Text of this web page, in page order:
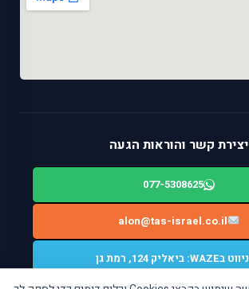
יצירת קשר והוראות הגעה
077-5308625
alon@tas-israel.co.il
ניווט בWAZE: ביאליק 124, רמת גן